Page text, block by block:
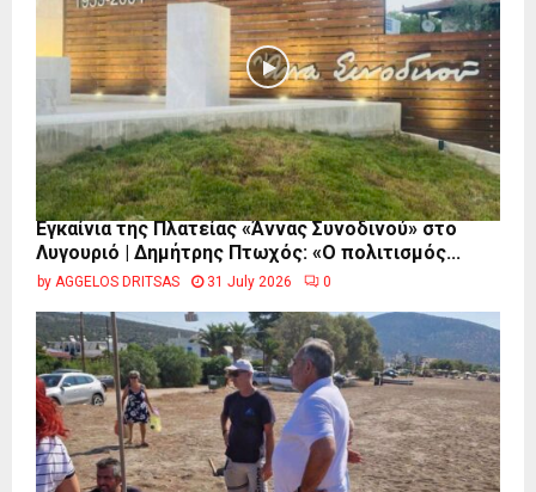
Εγκαίνια της Πλατείας «Άννας Συνοδινού» στο
Λυγουριό | Δημήτρης Πτωχός: «Ο πολιτισμός...
by AGGELOS DRITSAS 31 July 2026 0